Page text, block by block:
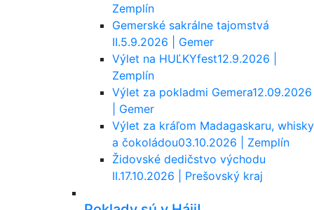
Zemplín
Gemerské sakrálne tajomstvá
II.5.9.2026 | Gemer
Výlet na HUĽKYfest12.9.2026 |
Zemplín
Výlet za pokladmi Gemera12.09.2026
| Gemer
Výlet za kráľom Madagaskaru, whisky
a čokoládou03.10.2026 | Zemplín
Židovské dedičstvo východu
II.17.10.2026 | Prešovský kraj